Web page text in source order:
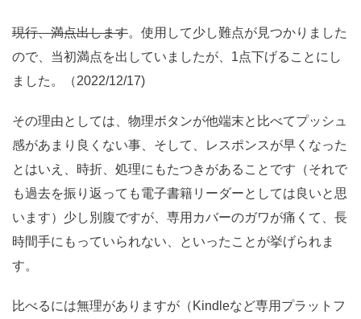
現行、満点出します。使用して少し難点が見つかりました
ので、当初満点を出していましたが、1点下げることにし
ました。（2022/12/17)
その理由としては、物理ボタンが他端末と比べてプッシュ
感があまり良くない事、そして、レスポンスが早くなった
とはいえ、時折、処理にもたつきがあることです（それで
も過去を振り返っても電子書籍リーダーとしては良いと思
います）少し別腹ですが、専用カバーのガワが痛くて、長
時間手にもっていられない、といったことが挙げられま
す。
比べるには無理がありますが（Kindleなど専用プラットフ